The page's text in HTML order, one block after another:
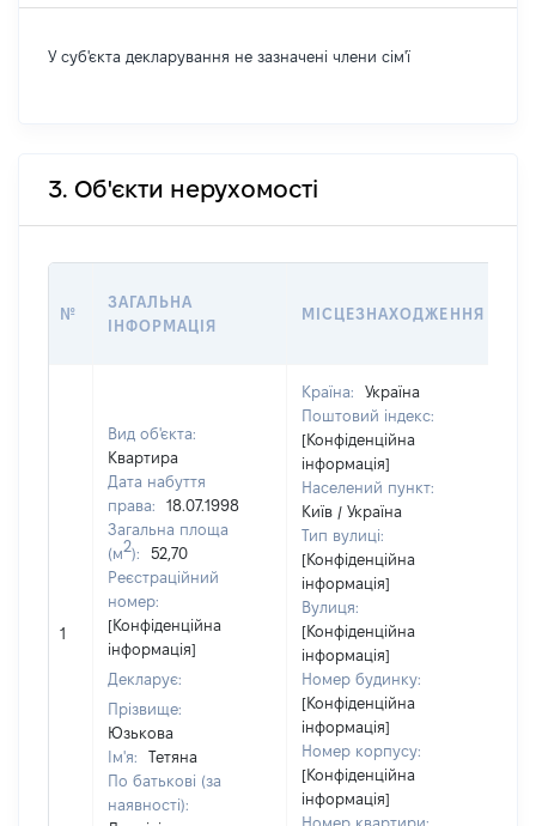
У суб'єкта декларування не зазначені члени сім'ї
3. Об'єкти нерухомості
№
ЗАГАЛЬНА
ІНФОРМАЦІЯ
МІСЦЕЗНАХОДЖЕННЯ
1
Вид об'єкта:
Квартира
Дата набуття
права:
18.07.1998
Загальна площа
(м2):
52,70
Реєстраційний
номер:
[Конфіденційна
інформація]
Декларує:
Прізвище:
Юзькова
Ім'я:
Тетяна
По батькові (за
наявності):
Країна:
Україна
Поштовий індекс:
[Конфіденційна
інформація]
Населений пункт:
Київ / Україна
Тип вулиці:
[Конфіденційна
інформація]
Вулиця:
[Конфіденційна
інформація]
Номер будинку:
[Конфіденційна
інформація]
Номер корпусу:
[Конфіденційна
інформація]
Номер квартири: